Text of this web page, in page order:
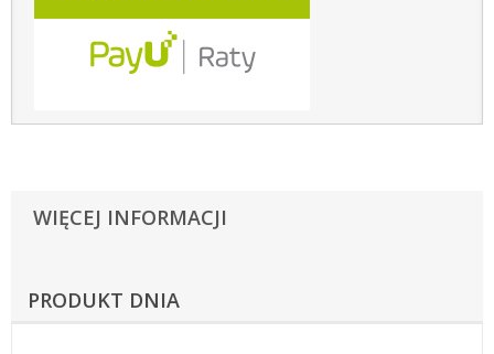
WIĘCEJ INFORMACJI
PRODUKT DNIA